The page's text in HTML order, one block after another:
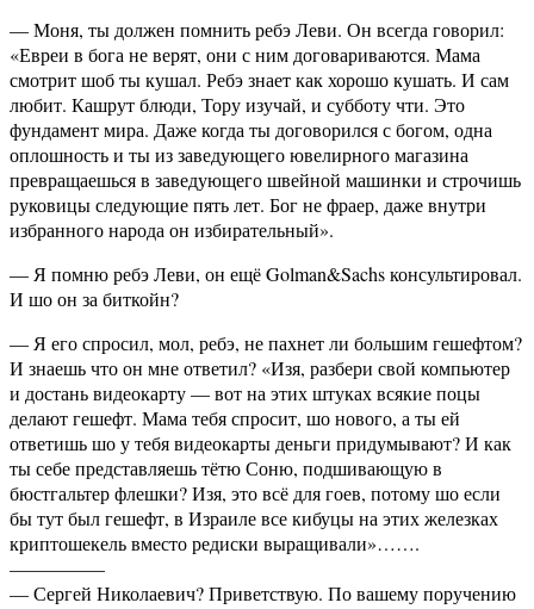
— Моня, ты должен помнить ребэ Леви. Он всегда говорил:
«Евреи в бога не верят, они с ним договариваются. Мама
смотрит шоб ты кушал. Ребэ знает как хорошо кушать. И сам
любит. Кашрут блюди, Тору изучай, и субботу чти. Это
фундамент мира. Даже когда ты договорился с богом, одна
оплошность и ты из заведующего ювелирного магазина
превращаешься в заведующего швейной машинки и строчишь
руковицы следующие пять лет. Бог не фраер, даже внутри
избранного народа он избирательный».
— Я помню ребэ Леви, он ещё Golman&Sachs консультировал.
И шо он за биткойн?
— Я его спросил, мол, ребэ, не пахнет ли большим гешефтом?
И знаешь что он мне ответил? «Изя, разбери свой компьютер
и достань видеокарту — вот на этих штуках всякие поцы
делают гешефт. Мама тебя спросит, шо нового, а ты ей
ответишь шо у тебя видеокарты деньги придумывают? И как
ты себе представляешь тётю Соню, подшивающую в
бюстгальтер флешки? Изя, это всё для гоев, потому шо если
бы тут был гешефт, в Израиле все кибуцы на этих железках
криптошекель вместо редиски выращивали»…….
—————
— Сергей Николаевич? Приветствую. По вашему поручению